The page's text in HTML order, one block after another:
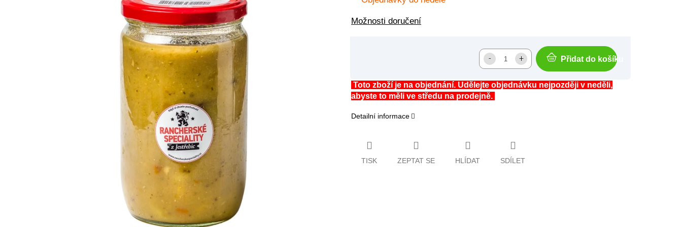
Možnosti doručení
Přidat do košíku
Toto zboží je na objednání. Udělejte objednávku nejpozději v neděli,
abyste to měli ve středu na prodejně.
Detailní informace
TISK ZEPTAT SE HLÍDAT SDÍLET